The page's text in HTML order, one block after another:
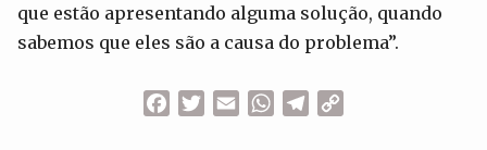
que estão apresentando alguma solução, quando
sabemos que eles são a causa do problema”.
FacebookTwitterEmailWhatsApp
Telegram